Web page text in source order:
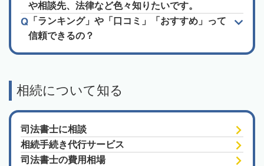
や相談先、法律など色々知りたいです。
「ランキング」や「口コミ」「おすすめ」って
信頼できるの？
相続について知る
司法書士に相談
相続手続き代行サービス
司法書士の費用相場